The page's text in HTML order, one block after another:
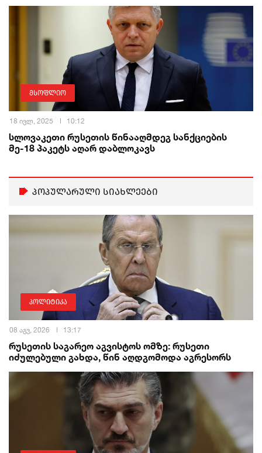
მსოფლიო
18 ივლ, 2025 10:12
სლოვაკეთი რუსეთის წინააღმდეგ სანქციების
მე-18 პაკეტს აღარ დაბლოკავს
პოპულარული სიახლეები
პოლიტიკა
08 აგვ, 2026 13:17
რუსეთის საგარეო აგვისტოს ომზე: რუსეთი
იძულებული გახდა, წინ აღდგომოდა აგრესორს